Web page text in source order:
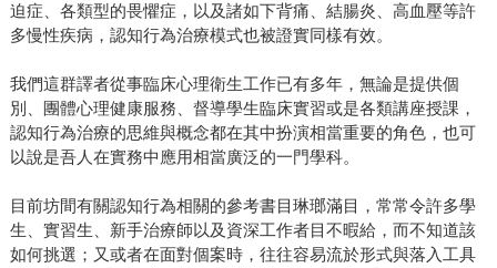
迫症、各類型的畏懼症，以及諸如下背痛、結腸炎、高血壓等許
多慢性疾病，認知行為治療模式也被證實同樣有效。
我們這群譯者從事臨床心理衛生工作已有多年，無論是提供個
別、團體心理健康服務、督導學生臨床實習或是各類講座授課，
認知行為治療的思維與概念都在其中扮演相當重要的角色，也可
以說是吾人在實務中應用相當廣泛的一門學科。
目前坊間有關認知行為相關的參考書目琳瑯滿目，常常令許多學
生、實習生、新手治療師以及資深工作者目不暇給，而不知道該
如何挑選；又或者在面對個案時，往往容易流於形式與落入工具